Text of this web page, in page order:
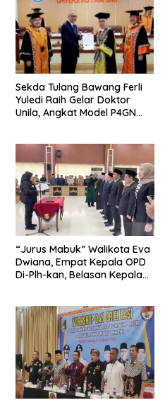
Sekda Tulang Bawang Ferli
Yuledi Raih Gelar Doktor
Unila, Angkat Model P4GN
“Jurus Mabuk” Walikota Eva
Dwiana, Empat Kepala OPD
Di-Plh-kan, Belasan Kepala